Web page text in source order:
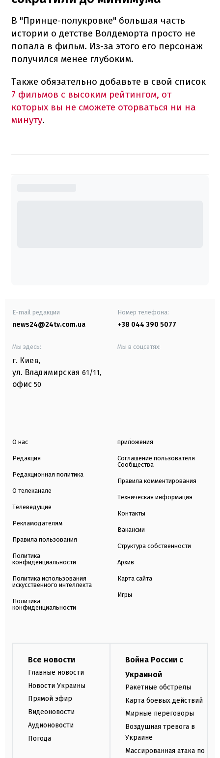
В "Принце-полукровке" большая часть
истории о детстве Волдеморта просто не
попала в фильм. Из-за этого его персонаж
получился менее глубоким.
Также обязательно добавьте в свой список
7 фильмов с высоким рейтингом, от
которых вы не сможете оторваться ни на
минуту.
E-mail редакции
news24@24tv.com.ua
Номер телефона:
+38 044 390 5077
Мы здесь:
г. Киев,
ул. Владимирская 61/11,
офис 50
Мы в соцсетях:
О нас
Редакция
Редакционная политика
О телеканале
Телеведущие
Рекламодателям
Правила пользования
Политика
конфиденциальности
Политика использования
искусственного интеллекта
Политика
конфиденциальности
приложения
Соглашение пользователя
Сообщества
Правила комментирования
Техническая информация
Контакты
Вакансии
Структура собственности
Архив
Карта сайта
Игры
Все новости
Главные новости
Новости Украины
Прямой эфир
Видеоновости
Аудионовости
Погода
Война России с
Украиной
Ракетные обстрелы
Карта боевых действий
Мирные переговоры
Воздушная тревога в
Украине
Массированная атака по